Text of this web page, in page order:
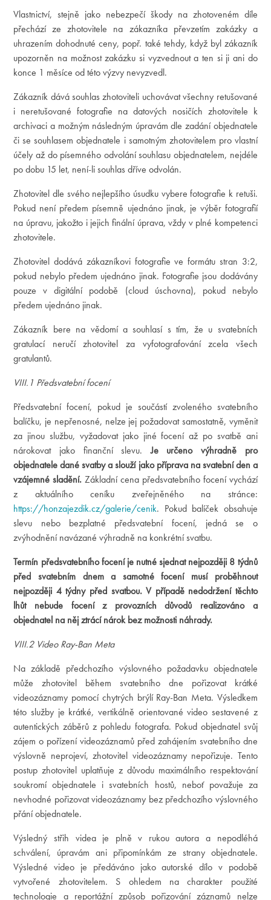
Vlastnictví, stejně jako nebezpečí škody na zhotoveném díle
přechází ze zhotovitele na zákazníka převzetím zakázky a
uhrazením dohodnuté ceny, popř. také tehdy, když byl zákazník
upozorněn na možnost zakázku si vyzvednout a ten si ji ani do
konce 1 měsíce od této výzvy nevyzvedl.
Zákazník dává souhlas zhotoviteli uchovávat všechny retušované
i neretušované fotografie na datových nosičích zhotovitele k
archivaci a možným následným úpravám dle zadání objednatele
či se souhlasem objednatele i samotným zhotovitelem pro vlastní
účely až do písemného odvolání souhlasu objednatelem, nejdéle
po dobu 15 let, není-li souhlas dříve odvolán.
Zhotovitel dle svého nejlepšího úsudku vybere fotografie k retuši.
Pokud není předem písemně ujednáno jinak, je výběr fotografií
na úpravu, jakožto i jejich finální úprava, vždy v plné kompetenci
zhotovitele.
Zhotovitel dodává zákazníkovi fotografie ve formátu stran 3:2,
pokud nebylo předem ujednáno jinak. Fotografie jsou dodávány
pouze v digitální podobě (cloud úschovna), pokud nebylo
předem ujednáno jinak.
Zákazník bere na vědomí a souhlasí s tím, že u svatebních
gratulací neručí zhotovitel za vyfotografování zcela všech
gratulantů.
VIII.1 Předsvatební focení
Předsvatební focení, pokud je součástí zvoleného svatebního
balíčku, je nepřenosné, nelze jej požadovat samostatně, vyměnit
za jinou službu, vyžadovat jako jiné focení až po svatbě ani
nárokovat jako finanční slevu.Je určeno výhradně pro
objednatele dané svatby a slouží jako příprava na svatební den a
vzájemné sladění. Základní cena předsvatebního focení vychází
z aktuálního ceníku zveřejněného na stránce:
https://honzajezdik.cz/galerie/cenik. Pokud balíček obsahuje
slevu nebo bezplatné předsvatební focení, jedná se o
zvýhodnění navázané výhradně na konkrétní svatbu.
Termín předsvatebního focení je nutné sjednat nejpozději 8 týdnů
před svatebním dnem a samotné focení musí proběhnout
nejpozději 4 týdny před svatbou. V případě nedodržení těchto
lhůt nebude focení z provozních důvodů realizováno a
objednatel na něj ztrácí nárok bez možnosti náhrady.
VIII.2 Video Ray-Ban Meta
Na základě předchozího výslovného požadavku objednatele
může zhotovitel během svatebního dne pořizovat krátké
videozáznamy pomocí chytrých brýlí Ray-Ban Meta. Výsledkem
této služby je krátké, vertikálně orientované video sestavené z
autentických záběrů z pohledu fotografa. Pokud objednatel svůj
zájem o pořízení videozáznamů před zahájením svatebního dne
výslovně neprojeví, zhotovitel videozáznamy nepořizuje. Tento
postup zhotovitel uplatňuje z důvodu maximálního respektování
soukromí objednatele i svatebních hostů, neboť považuje za
nevhodné pořizovat videozáznamy bez předchozího výslovného
přání objednatele.
Výsledný střih videa je plně v rukou autora a nepodléhá
schválení, úpravám ani připomínkám ze strany objednatele.
Výsledné video je předáváno jako autorské dílo v podobě
vytvořené zhotovitelem. S ohledem na charakter použité
technologie a reportážní způsob pořizování záznamů nelze